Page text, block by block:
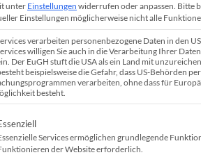
Idealerweise wird der
Abteilungen eingesetzt.
werden Ihre
professioneller Qualität
papiersparend beidseitig
Schutz vor Hackerangriffen
unter Einstellungen widerrufen oder anpassen. Bitte
Einstellungen möglicherweise nicht alle
verarbeiten personenbezogene Daten in den
willigen Sie auch in die Verarbeitung Ihrer
Der EuGH stuft die USA als ein Land mit
beispielsweise die Gefahr, dass US-Behörden
verarbeiten, ohne dass für
besteht.
eine Liste der Service-
Services ermöglichen grundlegende
der Website erforderlich.